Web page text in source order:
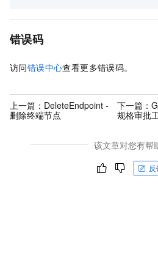
错误码
访问错误中心查看更多错误码。
上一篇： DeleteEndpoint -
删除终端节点
下一篇：
规格审批
该文章对您有帮